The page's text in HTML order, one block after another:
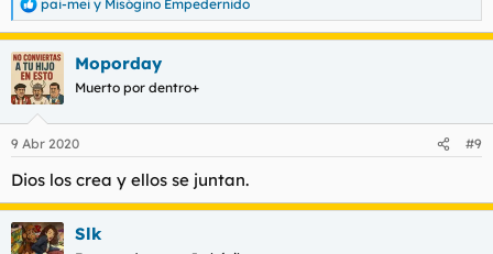
R
e
a
c
c
i
e
s
:
pai-mei y Misógino Empedernido
Moporday
Muerto por dentro+
9 Abr 2020 #9
Dios los crea y ellos se juntan.
Slk